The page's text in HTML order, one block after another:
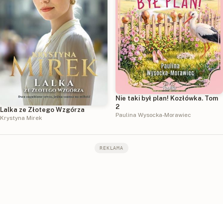
Lalka ze Złotego Wzgórza
Krystyna Mirek
Nie taki był plan! Kozłówka. Tom
2
Paulina Wysocka-Morawiec
REKLAMA